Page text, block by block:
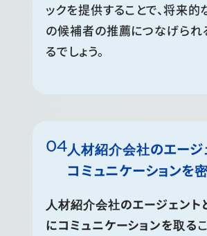
ックを提供することで、将来
の候補者の推薦につなげられ
るでしょう。
人材紹介会社のエージ
コミュニケーションを
人材紹介会社のエージェント
にコミュニケーションを取る